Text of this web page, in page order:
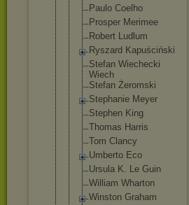
Paulo Coelho
Prosper Merimee
Robert Ludlum
Ryszard Kapuściński
Stefan Wiechecki
Wiech
Stefan Żeromski
Stephanie Meyer
Stephen King
Thomas Harris
Tom Clancy
Umberto Eco
Ursula K. Le Guin
William Wharton
Winston Graham